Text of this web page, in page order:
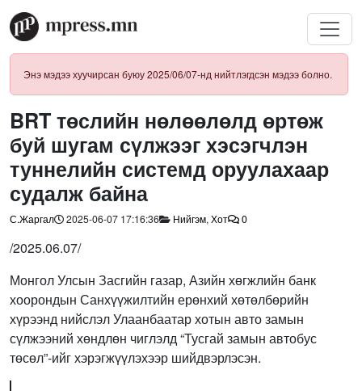
Энэ мэдээ хуучирсан буюу 2025/06/07-нд нийтлэгдсэн мэдээ болно.
BRT төслийн нөлөөлөлд өртөж
буй шугам сүлжээг хэсэгчлэн
туннелийн системд оруулахаар
судалж байна
С.Жаргал 2025-06-07 17:16:36 Нийгэм, Хот 0
/2025.06.07/
Монгол Улсын Засгийн газар, Азийн хөгжлийн банк
хоорондын Санхүүжилтийн ерөнхий хөтөлбөрийн
хүрээнд нийслэл Улаанбаатар хотын авто замын
сүлжээний хөндлөн чиглэлд “Тусгай замын автобус
төсөл”-ийг хэрэгжүүлэхээр шийдвэрлэсэн.